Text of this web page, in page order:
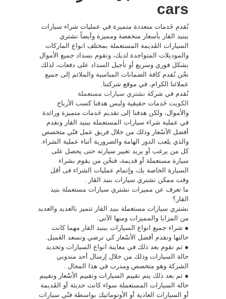
cars
نُقدم خَدمات متعددة متميزة في عمليات شراء سيارات
ببنيد القار بأسعار منخفضة ومميزة وأيضاً نشتري
السيارات القَديمة المستعملة بمختلف انواع الماركات
والموديلات المتواجدة لديك، وتقوم بسداد جميع الأموال
بشكل فوري وسريع أو تأجيل السداد على دفعات، لذلك
نحْن نُقدم كافة الضمانات المناسبة والملائم إلى جميع
عملائنا الكرام، في موقع شركتنا.
نُقدم في شركة نشتري سيارات مستعملة
الكويت خَدمات حقيقية وليس هدفنا كسب الأرباح
والأموال، ولكن هدفنا إلى تقديم خَدمات متميزة ورائدة
في عملية شراء سيارات المستعملة ببنيد القار ونقدم
أفضل الأسْعار وذلك من خلال فريق عمل فنّي متخصص
والذي يلعب الدور الهامة والضرورية أثناء عملية الشراء.
كل من يرغب أو يريد تغيير سيارته حتى يحصل على
سيارة مستعملة أو قديمة، فنحْن من يقوم بشراء
السيارة الخاصة بك، وإتمام عمليات الشراء فى أقل
وقت ممكن نشتري سيارات بنيد القار .
ما تعرف عن مميزات نشتري سيارات مستعملة بنيد
القار؟
نشتري سيارات مستعملة بنيد القار تتميز بالعديد والعديد
من المزايا والمميزات ومنها الآتي:
● شراء جميع انواع السيارات ببنيد القار مهما كانت
حالتها ونقدم أفضل الأسْعار كي نرضي ونسعد العَميل.
● ثم نقوم بعد ذلك في معاينة انواع السيارات وتحديد
حالة السيارات وذلك من خلال إرسال أحد مندوبي
الشركة وهو متخصص ومدرب في هذا المجال .
● ثم بعد ذلك يتم تقييم السيارات وتقييم الأسْعار وتقييم
حالة السيارات المستعملة سواء كانت حديثة أو القَديمة
أو السيارات العادية أو الأوتوماتيك بواسطة فنّي سيارات